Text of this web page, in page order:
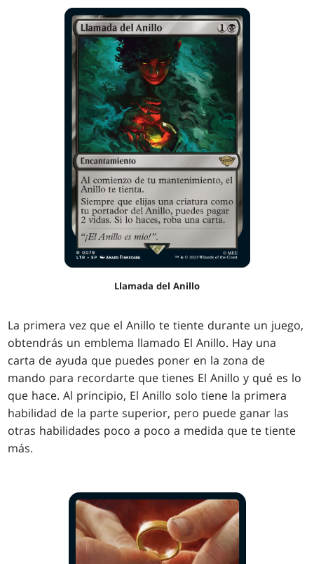
Llamada del Anillo
La primera vez que el Anillo te tiente durante un juego,
obtendrás un emblema llamado El Anillo. Hay una
carta de ayuda que puedes poner en la zona de
mando para recordarte que tienes El Anillo y qué es lo
que hace. Al principio, El Anillo solo tiene la primera
habilidad de la parte superior, pero puede ganar las
otras habilidades poco a poco a medida que te tiente
más.